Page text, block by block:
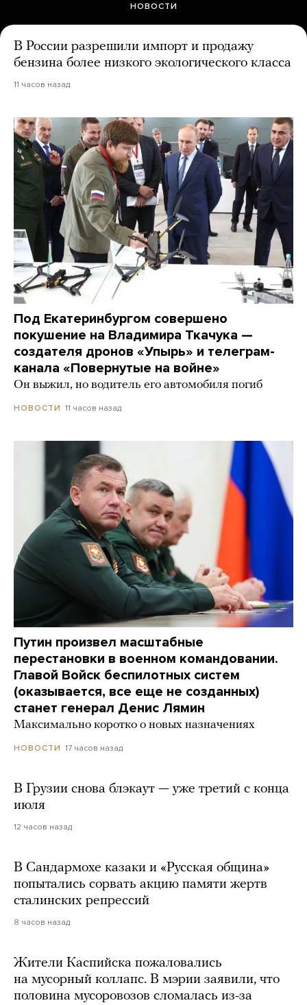
НОВОСТИ
В России разрешили импорт и продажу
бензина более низкого экологического класса
11 часов назад
Под Екатеринбургом совершено
покушение на Владимира Ткачука —
создателя дронов «Упырь» и телеграм-
канала «Повернутые на войне»
Он выжил, но водитель его автомобиля погиб
НОВОСТИ 11 часов назад
Путин произвел масштабные
перестановки в военном командовании.
Главой Войск беспилотных систем
(оказывается, все еще не созданных)
станет генерал Денис Лямин
Максимально коротко о новых назначениях
НОВОСТИ 17 часов назад
В Грузии снова блэкаут — уже третий с конца
июля
12 часов назад
В Сандармохе казаки и «Русская община»
попытались сорвать акцию памяти жертв
сталинских репрессий
8 часов назад
Жители Каспийска пожаловались
на мусорный коллапс. В мэрии заявили, что
половина мусоровозов сломалась из-за